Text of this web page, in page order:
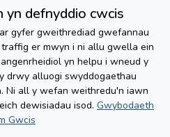
yn defnyddio cwcis
gyfer gweithrediad gwefannau
er mwyn i ni allu gwella ein
yn helpu i wneud y
drwy alluogi swyddogaethau
Ni all y wefan weithredu'n iawn
dewisiadau isod. Gwybodaeth
Gwcis